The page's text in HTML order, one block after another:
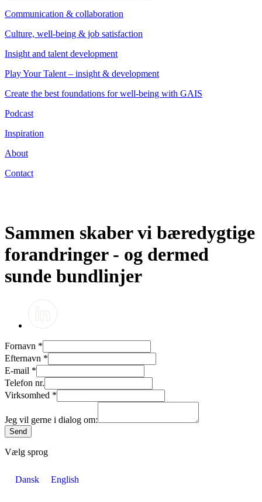
Communication & collaboration
Culture, well-being & job satisfaction
Insight and talent development
Play Your Talent – insight & development
Create the best foundations for well-being with GAIS
Podcast
Inspiration
About
Contact
Sammen skaber vi bæredygtige
forandringer - og dermed
sunde bundlinjer
Fornavn *
Efternavn *
E-mail *
Telefon nr.
Virksomhed *
Jeg vil gerne i dialog om:
Send
Vælg sprog
Dansk English